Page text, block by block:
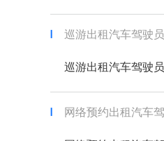
巡游出租汽车驾驶
巡游出租汽车驾驶
网络预约出租汽车